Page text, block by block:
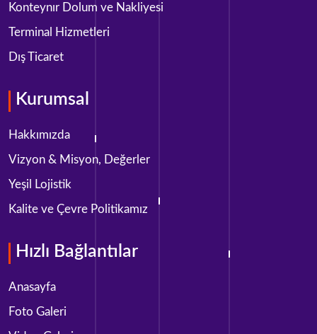
Konteynır Dolum ve Nakliyesi
Terminal Hizmetleri
Dış Ticaret
Kurumsal
Hakkımızda
Vizyon & Misyon, Değerler
Yeşil Lojistik
Kalite ve Çevre Politikamız
Hızlı Bağlantılar
Anasayfa
Foto Galeri